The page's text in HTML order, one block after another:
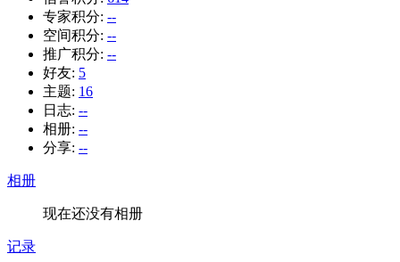
专家积分: --
空间积分: --
推广积分: --
好友: 5
主题: 16
日志: --
相册: --
分享: --
相册
现在还没有相册
记录